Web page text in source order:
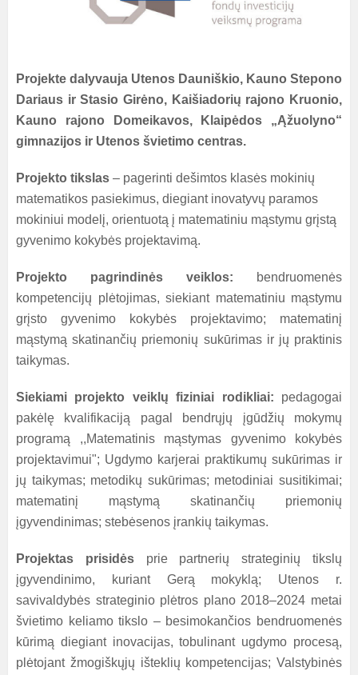
Projekte dalyvauja Utenos Dauniškio, Kauno Stepono
Dariaus ir Stasio Girėno, Kaišiadorių rajono Kruonio,
Kauno rajono Domeikavos, Klaipėdos „Ąžuolyno“
gimnazijos ir Utenos švietimo centras.
Projekto tikslas – pagerinti dešimtos klasės mokinių
matematikos pasiekimus, diegiant inovatyvų paramos
mokiniui modelį, orientuotą į matematiniu mąstymu grįstą
gyvenimo kokybės projektavimą.
Projekto pagrindinės veiklos: bendruomenės
kompetencijų plėtojimas, siekiant matematiniu mąstymu
grįsto gyvenimo kokybės projektavimo; matematinį
mąstymą skatinančių priemonių sukūrimas ir jų praktinis
taikymas.
Siekiami projekto veiklų fiziniai rodikliai: pedagogai
pakėlę kvalifikaciją pagal bendrųjų įgūdžių mokymų
programą ,,Matematinis mąstymas gyvenimo kokybės
projektavimui"; Ugdymo karjerai praktikumų sukūrimas ir
jų taikymas; metodikų sukūrimas; metodiniai susitikimai;
matematinį mąstymą skatinančių priemonių
įgyvendinimas; stebėsenos įrankių taikymas.
Projektas prisidėsprie partnerių strateginių tikslų
įgyvendinimo, kuriant Gerą mokyklą; Utenos r.
savivaldybės strateginio plėtros plano 2018–2024 metai
švietimo keliamo tikslo – besimokančios bendruomenės
kūrimą diegiant inovacijas, tobulinant ugdymo procesą,
plėtojant žmogiškųjų išteklių kompetencijas; Valstybinės